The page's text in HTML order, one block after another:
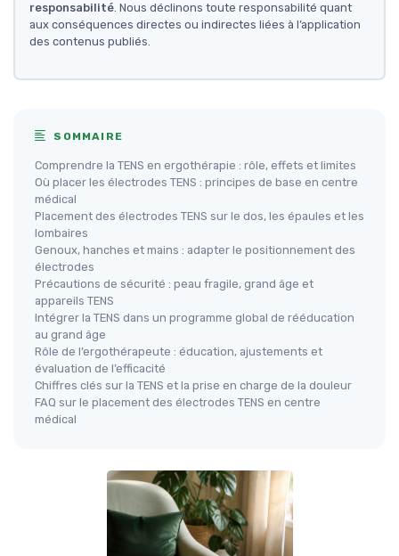
responsabilité. Nous déclinons toute responsabilité quant
aux conséquences directes ou indirectes liées à l’application
des contenus publiés.
SOMMAIRE
Comprendre la TENS en ergothérapie : rôle, effets et limites
Où placer les électrodes TENS : principes de base en centre
médical
Placement des électrodes TENS sur le dos, les épaules et les
lombaires
Genoux, hanches et mains : adapter le positionnement des
électrodes
Précautions de sécurité : peau fragile, grand âge et
appareils TENS
Intégrer la TENS dans un programme global de rééducation
au grand âge
Rôle de l’ergothérapeute : éducation, ajustements et
évaluation de l’efficacité
Chiffres clés sur la TENS et la prise en charge de la douleur
FAQ sur le placement des électrodes TENS en centre
médical